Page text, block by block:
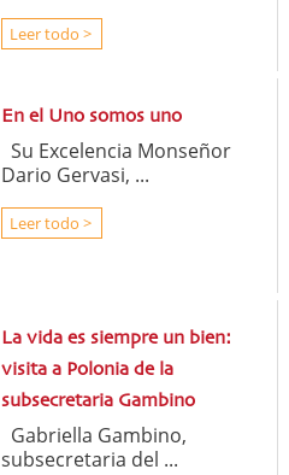
Leer todo >
En el Uno somos uno
Su Excelencia Monseñor
Dario Gervasi, ...
Leer todo >
La vida es siempre un bien:
visita a Polonia de la
subsecretaria Gambino
Gabriella Gambino,
subsecretaria del ...